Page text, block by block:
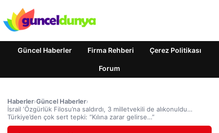
Güncel Haberler Firma Rehberi Çerez Politikası
Forum
Haberler›Güncel Haberler›
İsrail ‘Özgürlük Filosu’na saldırdı, 3 milletvekili de alıkonuldu…
Türkiye’den çok sert tepki: “Kılına zarar gelirse…”